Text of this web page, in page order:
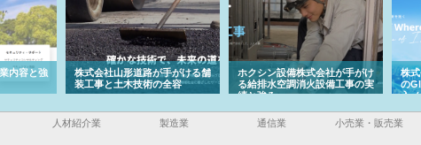
内容と強
株式会社山形道路が手がける舗
装工事と土木技術の全容
ホクシン設備株式会社が手がけ
る給排水空調消火設備工事の実
績と強み
株
の
入
人材紹介業 製造業 通信業 小売業・販売業